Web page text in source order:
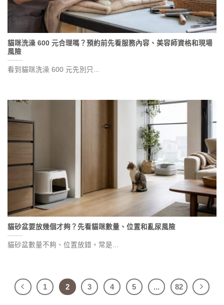
貓咪洗澡 600 元合理嗎？預約前先看服務內容、美容師資格和現場
風險
看到貓咪洗澡 600 元先別只...
貓砂盆要放幾個才夠？先看貓咪數量、位置和亂尿風險
貓砂盆數量不夠、位置放錯，常是...
1 2 3 4 5 ... 82